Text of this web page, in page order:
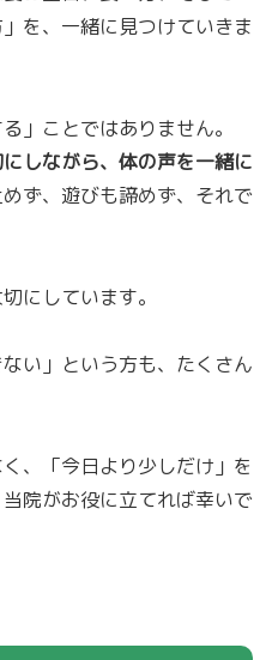
を、一緒に見つけていきま
」ことではありません。
しながら、体の声を一緒に
ず、遊びも諦めず、それで
にしています。
い」という方も、たくさん
、「今日より少しだけ」を
院がお役に立てれば幸いで